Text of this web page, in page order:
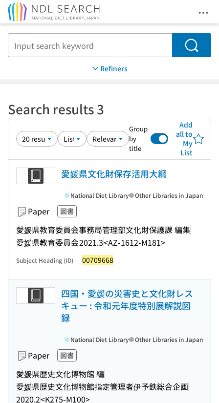
Search
Refiners
Search results 3
Group
by
title
Add
all to
My
List
愛媛県文化財保存活用大綱
Paper 図書
愛媛県教育委員会事務局管理部文化財保護課 編集
愛媛県教育委員会2021.3<AZ-1612-M181>
National Diet Library Other Libraries in Japan
Subject Heading (ID) 00709668
四国・愛媛の災害史と文化財レス
キュー : 令和元年度特別展解説図
録
Paper 図書
愛媛県歴史文化博物館 編
愛媛県歴史文化博物館指定管理者伊予鉄総合企画
2020.2<K275-M100>
National Diet Library Other Libraries in Japan